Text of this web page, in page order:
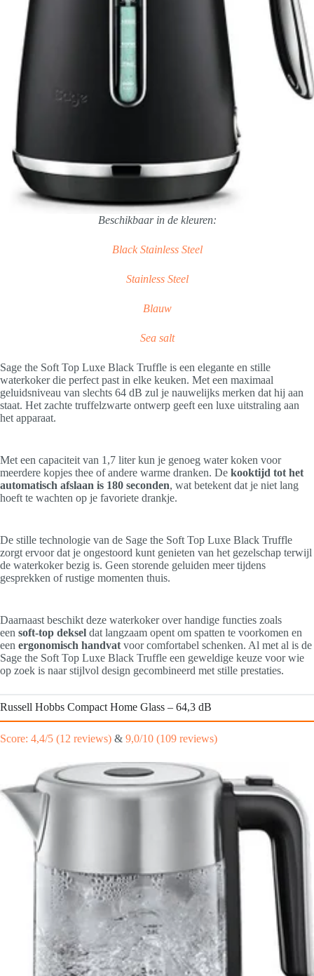
Beschikbaar in de kleuren:
Black Stainless Steel
Stainless Steel
Blauw
Sea salt
Sage the Soft Top Luxe Black Truffle is een elegante en stille
waterkoker die perfect past in elke keuken. Met een maximaal
geluidsniveau van slechts 64 dB zul je nauwelijks merken dat hij aan
staat. Het zachte truffelzwarte ontwerp geeft een luxe uitstraling aan
het apparaat.
Met een capaciteit van 1,7 liter kun je genoeg water koken voor
meerdere kopjes thee of andere warme dranken. De kooktijd tot het
automatisch afslaan is 180 seconden, wat betekent dat je niet lang
hoeft te wachten op je favoriete drankje.
De stille technologie van de Sage the Soft Top Luxe Black Truffle
zorgt ervoor dat je ongestoord kunt genieten van het gezelschap terwijl
de waterkoker bezig is. Geen storende geluiden meer tijdens
gesprekken of rustige momenten thuis.
Daarnaast beschikt deze waterkoker over handige functies zoals
een soft-top deksel dat langzaam opent om spatten te voorkomen en
een ergonomisch handvat voor comfortabel schenken. Al met al is de
Sage the Soft Top Luxe Black Truffle een geweldige keuze voor wie
op zoek is naar stijlvol design gecombineerd met stille prestaties.
Russell Hobbs Compact Home Glass – 64,3 dB
Score: 4,4/5 (12 reviews) & 9,0/10 (109 reviews)